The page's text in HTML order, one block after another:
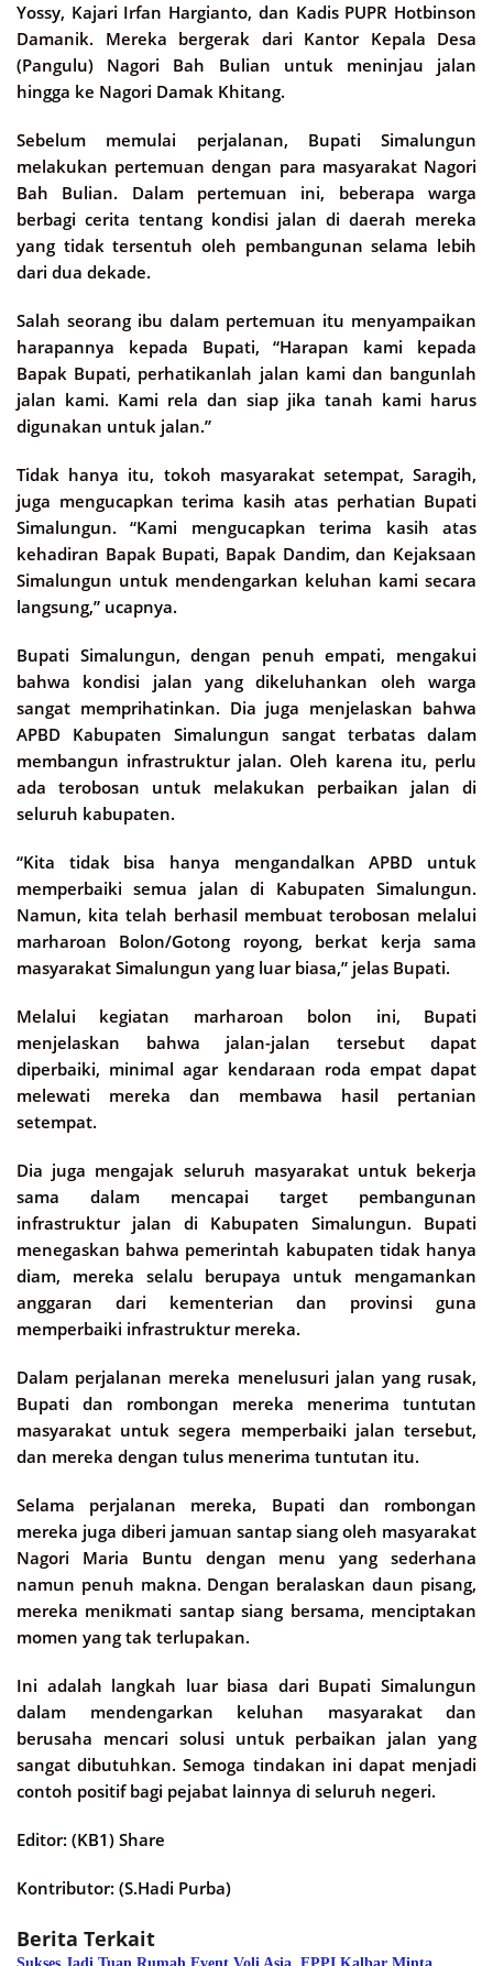
Yossy, Kajari Irfan Hargianto, dan Kadis PUPR Hotbinson
Damanik. Mereka bergerak dari Kantor Kepala Desa
(Pangulu) Nagori Bah Bulian untuk meninjau jalan
hingga ke Nagori Damak Khitang.
Sebelum memulai perjalanan, Bupati Simalungun
melakukan pertemuan dengan para masyarakat Nagori
Bah Bulian. Dalam pertemuan ini, beberapa warga
berbagi cerita tentang kondisi jalan di daerah mereka
yang tidak tersentuh oleh pembangunan selama lebih
dari dua dekade.
Salah seorang ibu dalam pertemuan itu menyampaikan
harapannya kepada Bupati, “Harapan kami kepada
Bapak Bupati, perhatikanlah jalan kami dan bangunlah
jalan kami. Kami rela dan siap jika tanah kami harus
digunakan untuk jalan.”
Tidak hanya itu, tokoh masyarakat setempat, Saragih,
juga mengucapkan terima kasih atas perhatian Bupati
Simalungun. “Kami mengucapkan terima kasih atas
kehadiran Bapak Bupati, Bapak Dandim, dan Kejaksaan
Simalungun untuk mendengarkan keluhan kami secara
langsung,” ucapnya.
Bupati Simalungun, dengan penuh empati, mengakui
bahwa kondisi jalan yang dikeluhankan oleh warga
sangat memprihatinkan. Dia juga menjelaskan bahwa
APBD Kabupaten Simalungun sangat terbatas dalam
membangun infrastruktur jalan. Oleh karena itu, perlu
ada terobosan untuk melakukan perbaikan jalan di
seluruh kabupaten.
“Kita tidak bisa hanya mengandalkan APBD untuk
memperbaiki semua jalan di Kabupaten Simalungun.
Namun, kita telah berhasil membuat terobosan melalui
marharoan Bolon/Gotong royong, berkat kerja sama
masyarakat Simalungun yang luar biasa,” jelas Bupati.
Melalui kegiatan marharoan bolon ini, Bupati
menjelaskan bahwa jalan-jalan tersebut dapat
diperbaiki, minimal agar kendaraan roda empat dapat
melewati mereka dan membawa hasil pertanian
setempat.
Dia juga mengajak seluruh masyarakat untuk bekerja
sama dalam mencapai target pembangunan
infrastruktur jalan di Kabupaten Simalungun. Bupati
menegaskan bahwa pemerintah kabupaten tidak hanya
diam, mereka selalu berupaya untuk mengamankan
anggaran dari kementerian dan provinsi guna
memperbaiki infrastruktur mereka.
Dalam perjalanan mereka menelusuri jalan yang rusak,
Bupati dan rombongan mereka menerima tuntutan
masyarakat untuk segera memperbaiki jalan tersebut,
dan mereka dengan tulus menerima tuntutan itu.
Selama perjalanan mereka, Bupati dan rombongan
mereka juga diberi jamuan santap siang oleh masyarakat
Nagori Maria Buntu dengan menu yang sederhana
namun penuh makna. Dengan beralaskan daun pisang,
mereka menikmati santap siang bersama, menciptakan
momen yang tak terlupakan.
Ini adalah langkah luar biasa dari Bupati Simalungun
dalam mendengarkan keluhan masyarakat dan
berusaha mencari solusi untuk perbaikan jalan yang
sangat dibutuhkan. Semoga tindakan ini dapat menjadi
contoh positif bagi pejabat lainnya di seluruh negeri.
Editor: (KB1) Share
Kontributor: (S.Hadi Purba)
Berita Terkait